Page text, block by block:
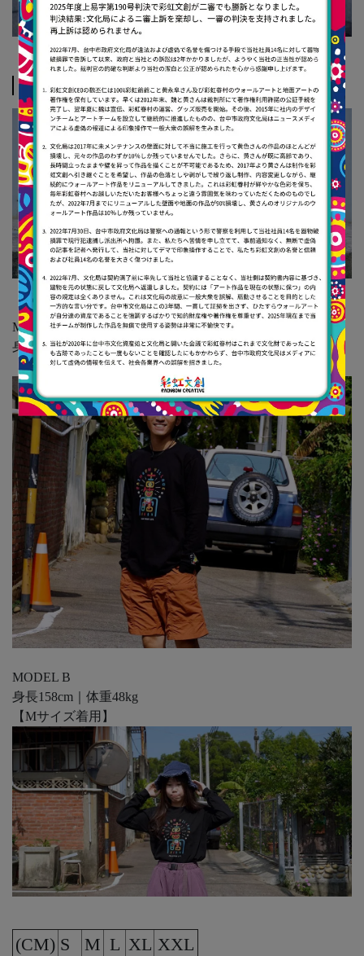
スペック
MODEL A
身長168cm｜体重53kg
【Mサイズ着用】
MODEL B
身長158cm｜体重48kg
【Mサイズ着用】
(CM) S M L XL XXL